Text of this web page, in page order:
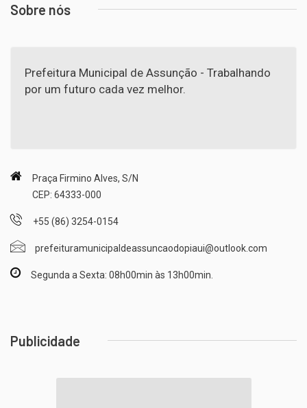
Sobre nós
Prefeitura Municipal de Assunção - Trabalhando
por um futuro cada vez melhor.
Praça Firmino Alves, S/N
CEP: 64333-000
+55 (86) 3254-0154
prefeituramunicipaldeassuncaodopiaui@outlook.com
Segunda a Sexta: 08h00min às 13h00min.
Publicidade